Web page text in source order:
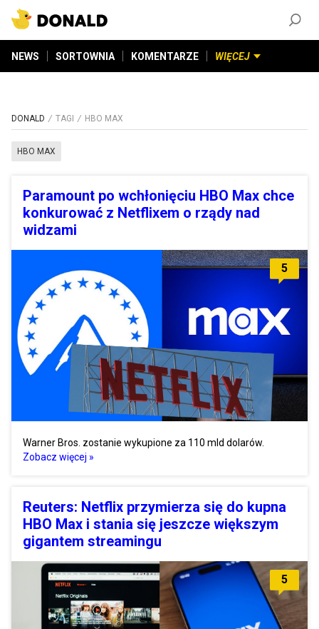
NEWS SORTOWNIA KOMENTARZE WIĘCEJ
DONALD TAGI HBO MAX
HBO MAX
Paramount po wchłonięciu HBO Max chce
konkurować z Netflixem o rządy nad
widzami
5
Warner Bros. zostanie wykupione za 110 mld dolarów.
Zobacz więcej »
Reuters: Netflix przymierza się do kupna
HBO Max i stania się jeszcze większym
gigantem streamingu
5